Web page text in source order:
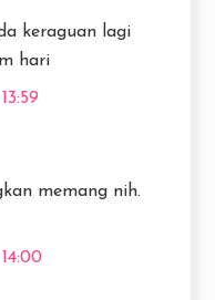
keraguan lagi
hari
memang nih.